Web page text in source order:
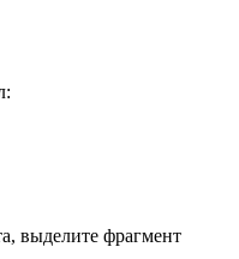
выделите фрагмент